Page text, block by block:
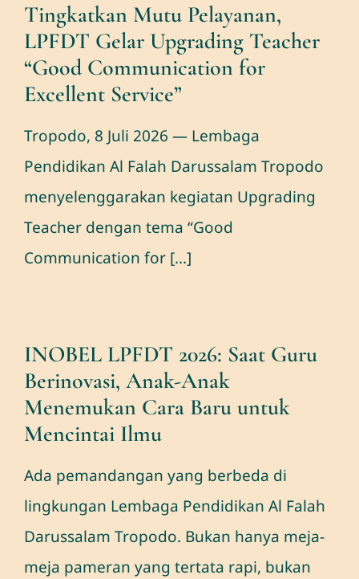
Tingkatkan Mutu Pelayanan,
LPFDT Gelar Upgrading Teacher
“Good Communication for
Excellent Service”
Tropodo, 8 Juli 2026 — Lembaga
Pendidikan Al Falah Darussalam Tropodo
menyelenggarakan kegiatan Upgrading
Teacher dengan tema “Good
Communication for [...]
INOBEL LPFDT 2026: Saat Guru
Berinovasi, Anak-Anak
Menemukan Cara Baru untuk
Mencintai Ilmu
Ada pemandangan yang berbeda di
lingkungan Lembaga Pendidikan Al Falah
Darussalam Tropodo. Bukan hanya meja-
meja pameran yang tertata rapi, bukan